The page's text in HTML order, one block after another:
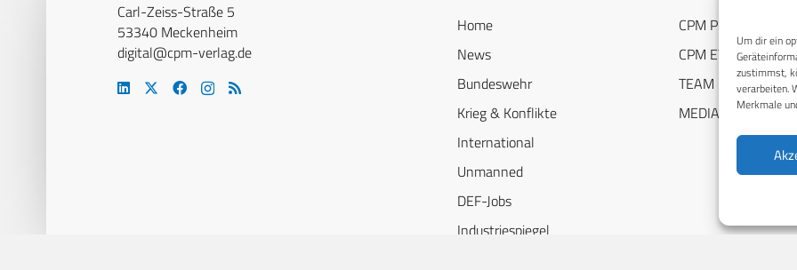
Um dir ein
zustimmst,
verarbeiten.
Merkmale
Carl-Zeiss-Straße 5
53340 Meckenheim
digital@cpm-verlag.de
Home
News
Bundeswehr
Krieg & Konflikte
International
Unmanned
DEF-Jobs
Industriespiegel
CPM PUBLICATIONS
CPM EVENTS
TEAM
MEDIADATEN